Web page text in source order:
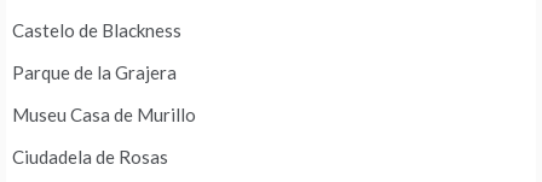
Castelo de Blackness
Parque de la Grajera
Museu Casa de Murillo
Ciudadela de Rosas